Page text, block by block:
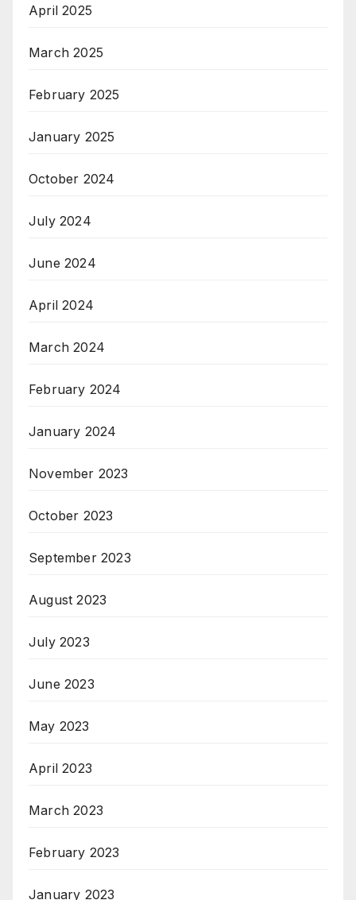
April 2025
March 2025
February 2025
January 2025
October 2024
July 2024
June 2024
April 2024
March 2024
February 2024
January 2024
November 2023
October 2023
September 2023
August 2023
July 2023
June 2023
May 2023
April 2023
March 2023
February 2023
January 2023